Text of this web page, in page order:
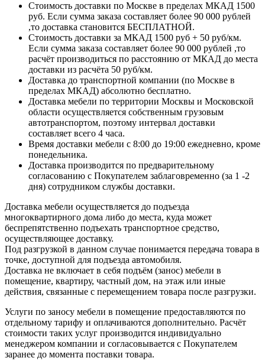
Стоимость доставки по Москве в пределах МКАД 1500
руб. Если сумма заказа составляет более 90 000 рублей
,то доставка становится БЕСПЛАТНОЙ.
Стоимость доставки за МКАД 1500 руб + 50 руб/км.
Если сумма заказа составляет более 90 000 рублей ,то
расчёт производиться по расстоянию от МКАД до места
доставки из расчёта 50 руб/км.
Доставка до транспортной компании (по Москве в
пределах МКАД) абсолютно бесплатно.
Доставка мебели по территории Москвы и Московской
области осуществляется собственным грузовым
автотранспортом, поэтому интервал доставки
составляет всего 4 часа.
Время доставки мебели с 8:00 до 19:00 ежедневно, кроме
понедельника.
Доставка производится по предварительному
согласованию с Покупателем заблаговременно (за 1 -2
дня) сотрудником службы доставки.
Доставка мебели осуществляется до подъезда
многоквартирного дома либо до места, куда может
беспрепятственно подъехать транспортное средство,
осуществляющее доставку.
Под разгрузкой в данном случае понимается передача товара в
точке, доступной для подъезда автомобиля.
Доставка не включает в себя подъём (занос) мебели в
помещение, квартиру, частный дом, на этаж или иные
действия, связанные с перемещением товара после разгрузки.
Услуги по заносу мебели в помещение предоставляются по
отдельному тарифу и оплачиваются дополнительно. Расчёт
стоимости таких услуг производится индивидуально
менеджером компании и согласовывается с Покупателем
заранее до момента поставки товара.